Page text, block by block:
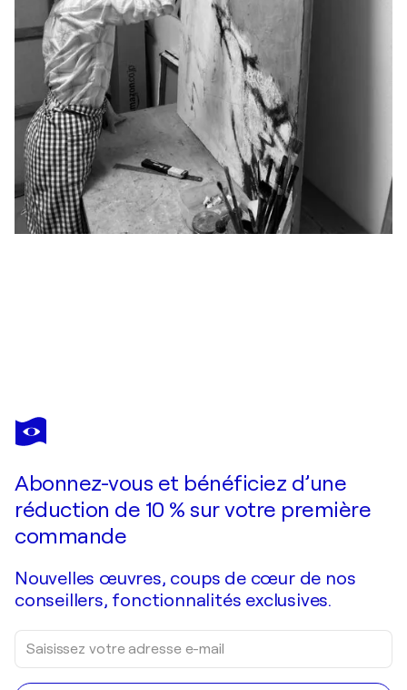
SHIHOKO MORITANI
beans 6
Abonnez-vous et bénéficiez d’une
réduction de 10 % sur votre première
commande
Nouvelles œuvres, coups de cœur de nos
conseillers, fonctionnalités exclusives.